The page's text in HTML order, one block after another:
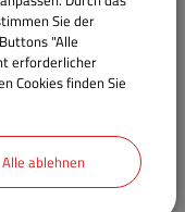
Sie der
"Alle
erforderlicher
Cookies finden Sie
Alle ablehnen